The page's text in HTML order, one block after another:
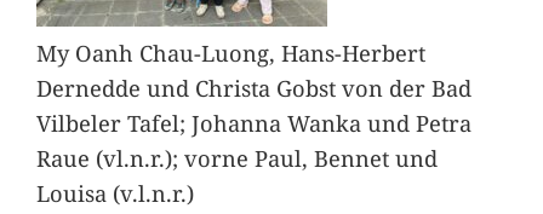
My Oanh Chau-Luong, Hans-Herbert
Dernedde und Christa Gobst von der Bad
Vilbeler Tafel; Johanna Wanka und Petra
Raue (vl.n.r.); vorne Paul, Bennet und
Louisa (v.l.n.r.)